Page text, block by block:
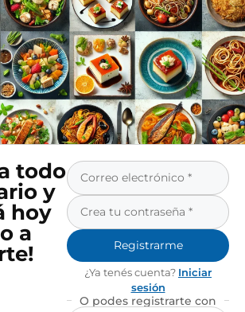
todo
y
hoy
a
Registrarme
¿Ya tenés cuenta? Iniciar
sesión
O podes registrarte con